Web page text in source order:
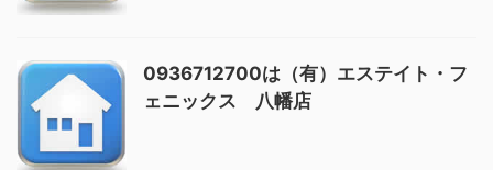
0936712700は（有）エステイト・フ
ェニックス 八幡店